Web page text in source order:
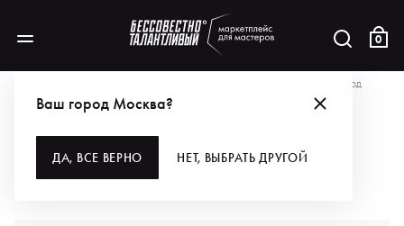
0
Ваш город Москва?
ДА, ВСЕ ВЕРНО НЕТ, ВЫБРАТЬ ДРУГОЙ
ИНТЕНСИВНЫЙ УХОД
ИНТЕНСИВНЫЙ УХОД